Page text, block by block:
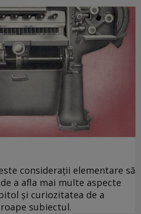
considerații elementare să
a afla mai multe aspecte
și curiozitatea de a
subiectul.